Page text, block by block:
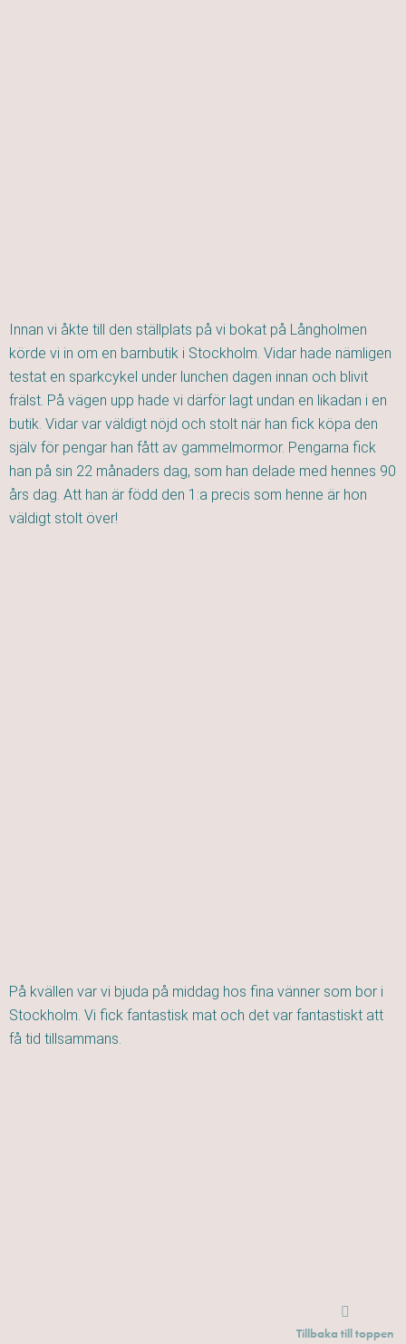
Innan vi åkte till den ställplats på vi bokat på Långholmen
körde vi in om en barnbutik i Stockholm. Vidar hade nämligen
testat en sparkcykel under lunchen dagen innan och blivit
frälst. På vägen upp hade vi därför lagt undan en likadan i en
butik. Vidar var väldigt nöjd och stolt när han fick köpa den
själv för pengar han fått av gammelmormor. Pengarna fick
han på sin 22 månaders dag, som han delade med hennes 90
års dag. Att han är född den 1:a precis som henne är hon
väldigt stolt över!
På kvällen var vi bjuda på middag hos fina vänner som bor i
Stockholm. Vi fick fantastisk mat och det var fantastiskt att
få tid tillsammans.
Tillbaka till toppen